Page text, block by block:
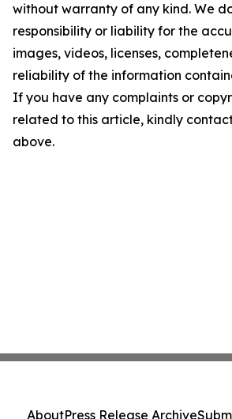
without warranty of any kind. We
responsibility or liability for the
images, videos, licenses,
reliability of the information
If you have any complaints or
related to this article, kindly
above.
AboutPress Release Archive